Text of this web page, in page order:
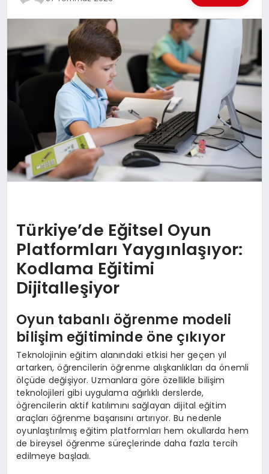
SIYASET
Türkiye’de Eğitsel Oyun
Platformları Yaygınlaşıyor:
Kodlama Eğitimi
Dijitalleşiyor
Oyun tabanlı öğrenme modeli
bilişim eğitiminde öne çıkıyor
Teknolojinin eğitim alanındaki etkisi her geçen yıl
artarken, öğrencilerin öğrenme alışkanlıkları da önemli
ölçüde değişiyor. Uzmanlara göre özellikle bilişim
teknolojileri gibi uygulama ağırlıklı derslerde,
öğrencilerin aktif katılımını sağlayan dijital eğitim
araçları öğrenme başarısını artırıyor. Bu nedenle
oyunlaştırılmış eğitim platformları hem okullarda hem
de bireysel öğrenme süreçlerinde daha fazla tercih
edilmeye başladı.